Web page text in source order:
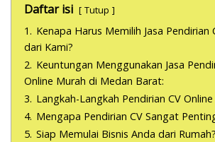
Daftar isi Tutup
1. Kenapa Harus Memilih Jasa Pendirian
dari Kami?
2. Keuntungan Menggunakan Jasa
Online Murah di Medan Barat:
3. Langkah-Langkah Pendirian CV
4. Mengapa Pendirian CV Sangat
5. Siap Memulai Bisnis Anda dari Rumah?